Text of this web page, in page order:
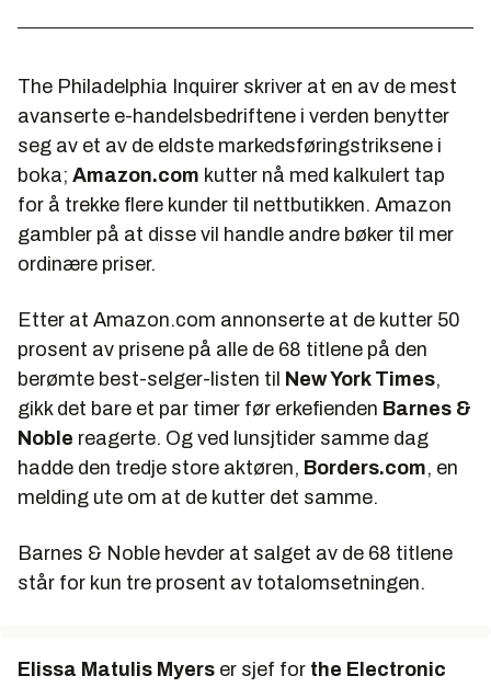
The Philadelphia Inquirer skriver at en av de mest
avanserte e-handelsbedriftene i verden benytter
seg av et av de eldste markedsføringstriksene i
boka; Amazon.com kutter nå med kalkulert tap
for å trekke flere kunder til nettbutikken. Amazon
gambler på at disse vil handle andre bøker til mer
ordinære priser.
Etter at Amazon.com annonserte at de kutter 50
prosent av prisene på alle de 68 titlene på den
berømte best-selger-listen til New York Times,
gikk det bare et par timer før erkefienden Barnes &
Noble reagerte. Og ved lunsjtider samme dag
hadde den tredje store aktøren, Borders.com, en
melding ute om at de kutter det samme.
Barnes & Noble hevder at salget av de 68 titlene
står for kun tre prosent av totalomsetningen.
Elissa Matulis Myers er sjef for the Electronic